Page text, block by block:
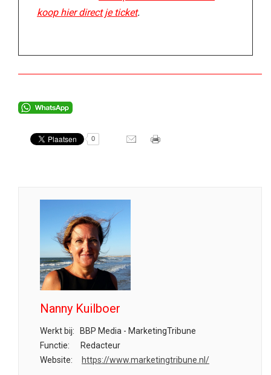
koop hier direct je ticket.
0
Nanny Kuilboer
Werkt bij:
BBP Media - MarketingTribune
Functie:
Redacteur
Website:
https://www.marketingtribune.nl/